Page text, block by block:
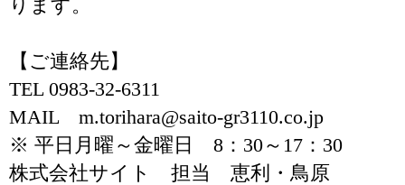
ります。
【ご連絡先】
TEL 0983-32-6311
MAIL m.torihara@saito-gr3110.co.jp
※ 平日月曜～金曜日 8：30～17：30
株式会社サイト 担当 恵利・鳥原